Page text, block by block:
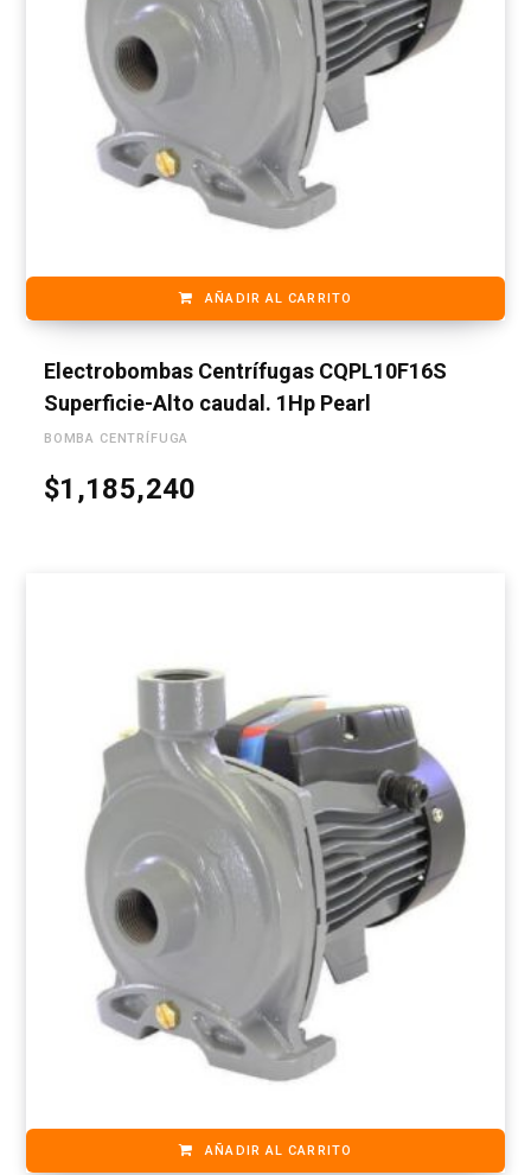
AÑADIR AL CARRITO
Electrobombas Centrífugas CQPL10F16S
Superficie-Alto caudal. 1Hp Pearl
BOMBA CENTRÍFUGA
$1,185,240
AÑADIR AL CARRITO